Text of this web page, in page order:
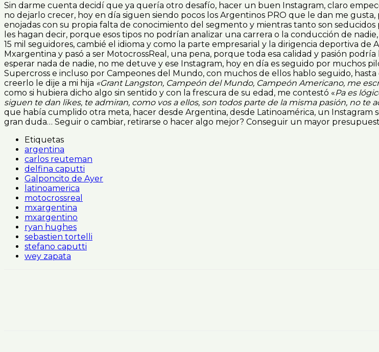
Sin darme cuenta decidí que ya quería otro desafío, hacer un buen Instagram, claro
no dejarlo crecer, hoy en día siguen siendo pocos los Argentinos PRO que le dan me
enojadas con su propia falta de conocimiento del segmento y mientras tanto son
les hagan decir, porque esos tipos no podrían analizar una carrera o la conducción de
15 mil seguidores, cambié el idioma y como la parte empresarial y la dirigencia deportiva
Mxargentina y pasó a ser MotocrossReal, una pena, porque toda esa calidad y pasión
esperar nada de nadie, no me detuve y ese Instagram, hoy en día es seguido por muchos
Supercross e incluso por Campeones del Mundo, con muchos de ellos hablo seguido,
creerlo le dije a mi hija «Grant Langston, Campeón del Mundo, Campeón Americano, me
como si hubiera dicho algo sin sentido y con la frescura de su edad, me contestó «Pa es
siguen te dan likes, te admiran, como vos a ellos, son todos parte de la misma pasión, no te
que había cumplido otra meta, hacer desde Argentina, desde Latinoamérica, un Instagram
gran duda… Seguir o cambiar, retirarse o hacer algo mejor? Conseguir un mayor
Etiquetas
argentina
carlos reuteman
delfina caputti
Galponcito de Ayer
latinoamerica
motocrossreal
mxargentina
mxargentino
ryan hughes
sebastien tortelli
stefano caputti
wey zapata